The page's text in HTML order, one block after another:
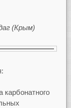
(Крым)
карбонатного